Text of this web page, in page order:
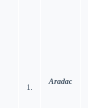
1.
Aradac